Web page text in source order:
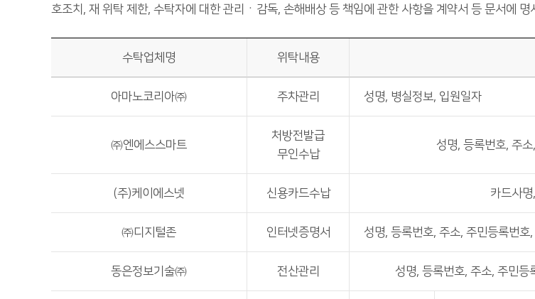
호조치, 재 위탁 제한, 수탁자에 대한 관리ㆍ감독, 손해배상 등 책임에 관한 사항을 계약서 등 문서에
수탁업체명 위탁내용
아마노코리아㈜ 주차관리 성명, 병실정보, 입원일자
㈜엔에스스마트
처방전발급
무인수납
성명, 등록번호, 주
(주)케이에스넷 신용카드수납 카드사
㈜디지털존 인터넷증명서 성명, 등록번호, 주소, 주민등록번
동은정보기술㈜ 전산관리 성명, 등록번호, 주소, 주민